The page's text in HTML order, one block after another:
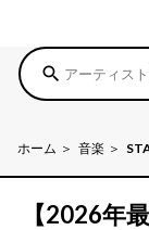
search
ホーム 音楽
【2026年